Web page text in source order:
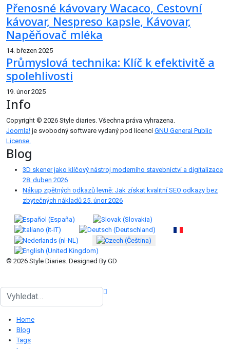
Přenosné kávovary Wacaco, Cestovní
kávovar, Nespreso kapsle, Kávovar,
Napěňovač mléka
14. březen 2025
Průmyslová technika: Klíč k efektivitě a
spolehlivosti
19. únor 2025
Info
Copyright © 2026 Style diaries. Všechna práva vyhrazena.
Joomla! je svobodný software vydaný pod licencí GNU General Public
License.
Blog
3D skener jako klíčový nástroj moderního stavebnictví a digitalizace
28. duben 2026
Nákup zpětných odkazů levně: Jak získat kvalitní SEO odkazy bez
zbytečných nákladů 25. únor 2026
Zvolte jazyk
© 2026 Style Diaries. Designed By GD
Hledat
Home
Blog
Tags